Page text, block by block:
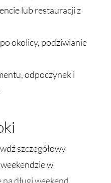
lub restauracji z
okolicy, podziwianie
odpoczynek i
szczegółowy
w
długi weekend